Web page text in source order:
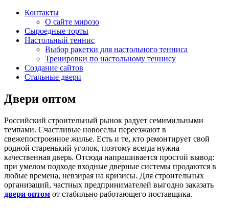
Контакты
О сайте мирозо
Сыроедные торты
Настольный теннис
Выбор ракетки для настольного тенниса
Тренировки по настольному теннису
Создание сайтов
Стальные двери
Двери оптом
Российский строительный рынок радует семимильными
темпами. Счастливые новоселы переезжают в
свежепостроенное жилье. Есть и те, кто ремонтирует свой
родной старенький уголок, поэтому всегда нужна
качественная дверь. Отсюда напрашивается простой вывод:
при умелом подходе входные дверные системы продаются в
любые времена, невзирая на кризисы. Для строительных
организаций, частных предпринимателей выгодно заказать
двери оптом от стабильно работающего поставщика.